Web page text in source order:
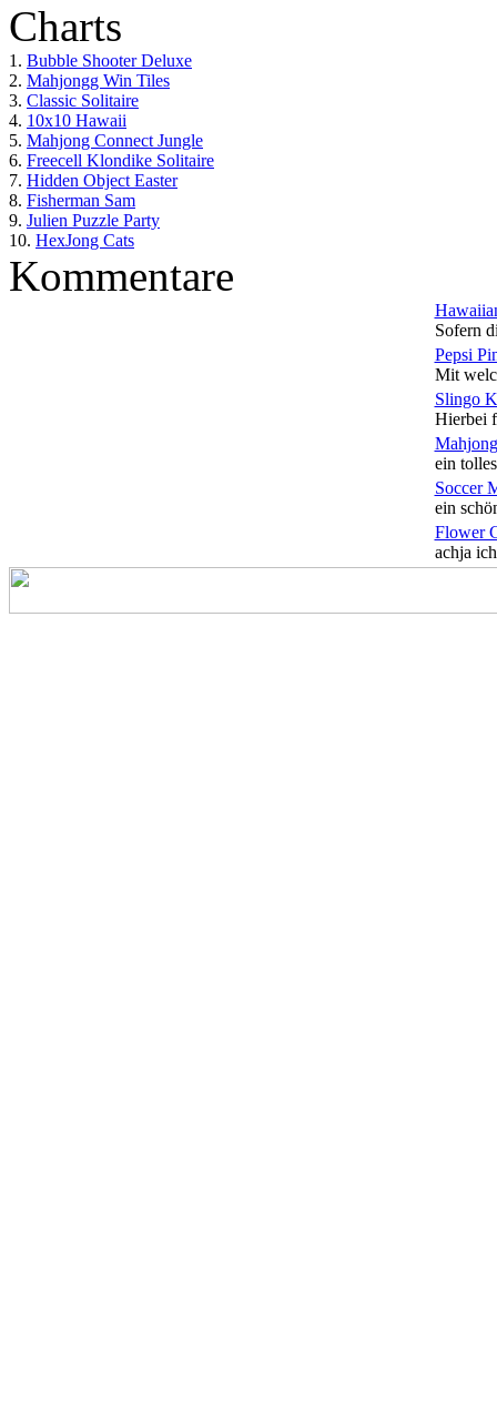
Charts
1. Bubble Shooter Deluxe
2. Mahjongg Win Tiles
3. Classic Solitaire
4. 10x10 Hawaii
5. Mahjong Connect Jungle
6. Freecell Klondike Solitaire
7. Hidden Object Easter
8. Fisherman Sam
9. Julien Puzzle Party
10. HexJong Cats
Kommentare
Sofern
Pepsi
Mit
Slingo
Hierbei
ein
Soccer
ein
Flower
achja